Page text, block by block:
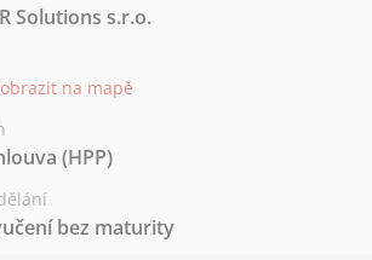
Solutions s.r.o.
na mapě
(HPP)
bez maturity